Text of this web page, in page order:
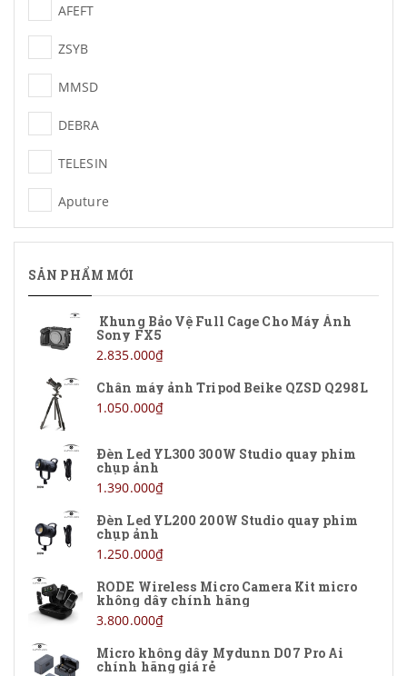
AFEFT
ZSYB
MMSD
DEBRA
TELESIN
Aputure
YoloLiv
Lieqi
Nikon
MyFirst
Foldio
Apple
FeelWorld
Logitech
Feiyu
Caden
Sandisk
Godox
SẢN PHẨM MỚI
Khung Bảo Vệ Full Cage Cho Máy Ảnh
Sony FX5
2.835.000₫
Chân máy ảnh Tripod Beike QZSD Q298L
1.050.000₫
Đèn Led YL300 300W Studio quay phim
chụp ảnh
1.390.000₫
Đèn Led YL200 200W Studio quay phim
chụp ảnh
1.250.000₫
RODE Wireless Micro Camera Kit micro
không dây chính hãng
3.800.000₫
Micro không dây Mydunn D07 Pro Ai
chính hãng giá rẻ